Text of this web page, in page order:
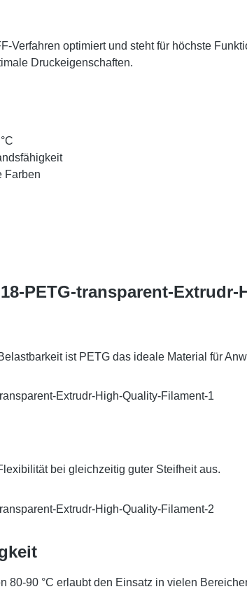
Verfahren optimiert und steht für höchste
Druckeigenschaften.
Farben
ist PETG das ideale Material für
bei gleichzeitig guter Steifheit aus.
80-90 °C erlaubt den Einsatz in vielen